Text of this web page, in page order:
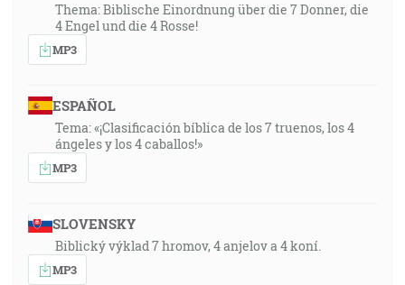
Thema: Biblische Einordnung über die 7 Donner, die
4 Engel und die 4 Rosse!
MP3
ESPAÑOL
Tema: «¡Clasificación bíblica de los 7 truenos, los 4
ángeles y los 4 caballos!»
MP3
SLOVENSKY
Biblický výklad 7 hromov, 4 anjelov a 4 koní.
MP3